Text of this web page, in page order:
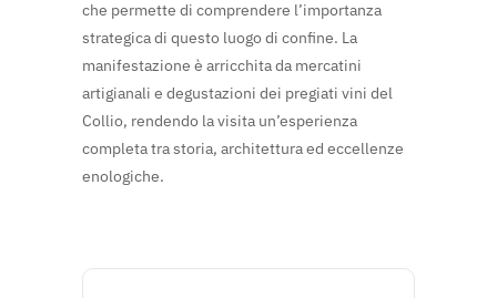
che permette di comprendere l’importanza
strategica di questo luogo di confine. La
manifestazione è arricchita da mercatini
artigianali e degustazioni dei pregiati vini del
Collio, rendendo la visita un’esperienza
completa tra storia, architettura ed eccellenze
enologiche.